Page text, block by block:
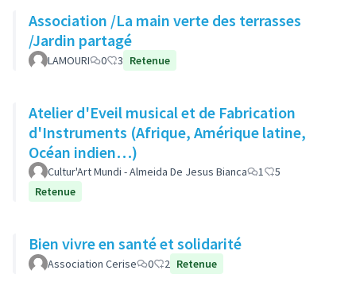
Association /La main verte des terrasses
/Jardin partagé
LAMOURI 0 3 Retenue
Atelier d'Eveil musical et de Fabrication
d'Instruments (Afrique, Amérique latine,
Océan indien…)
Cultur'Art Mundi - Almeida De Jesus Bianca 1
5
Retenue
Bien vivre en santé et solidarité
Association Cerise 0 2 Retenue